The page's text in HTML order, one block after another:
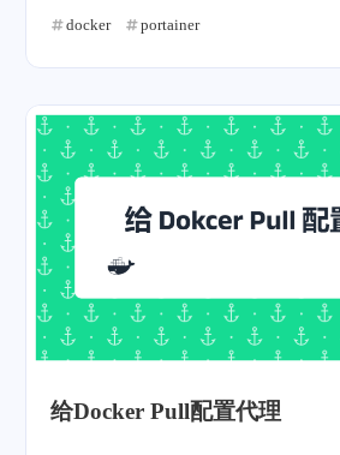
docker portainer
给Docker Pull配置代理